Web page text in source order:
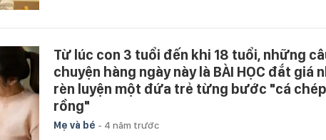
Từ lúc con 3 tuổi đến khi 18 tuổi, những
chuyện hàng ngày này là BÀI HỌC đắt giá
rèn luyện một đứa trẻ từng bước "cá
rồng"
Mẹ và bé - 4 năm trước